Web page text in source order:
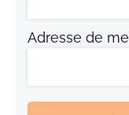
Adresse de